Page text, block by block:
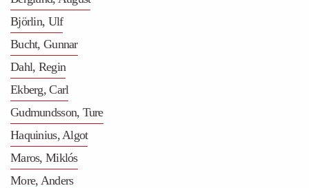
Björlin, Ulf
Bucht, Gunnar
Dahl, Regin
Ekberg, Carl
Gudmundsson, Ture
Haquinius, Algot
Maros, Miklós
More, Anders